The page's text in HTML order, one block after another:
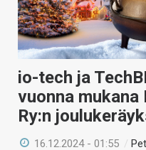
io-tech ja
vuonna
Ry:n
16.12.2024 - 01:55 /